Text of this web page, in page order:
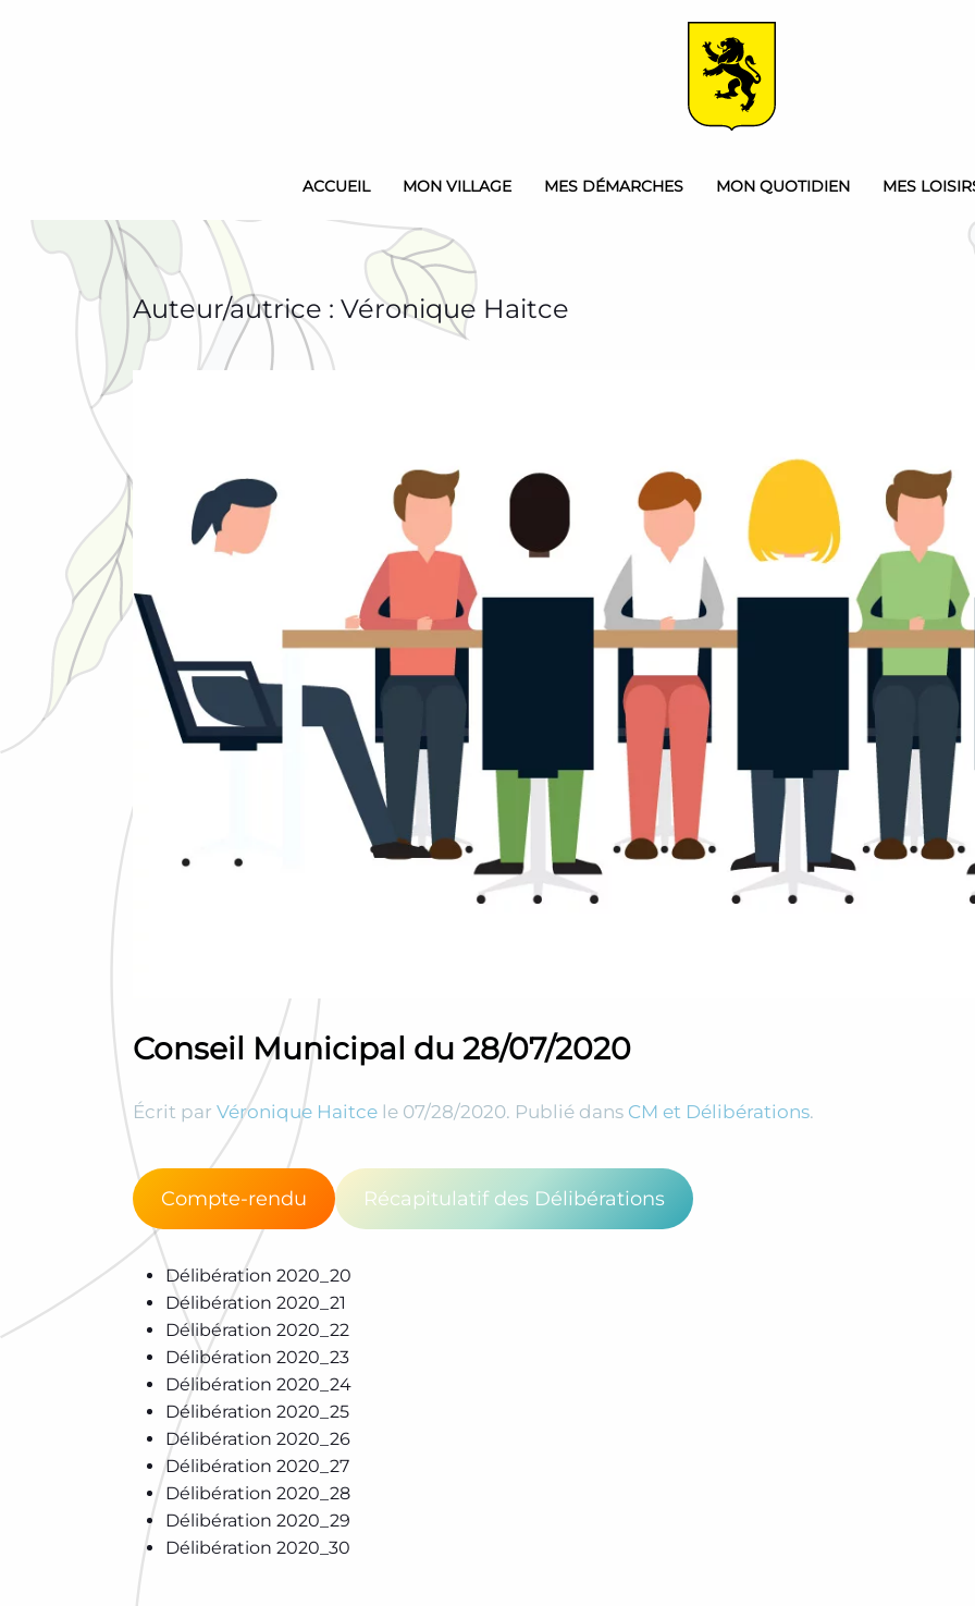
ACCUEIL MON VILLAGE MES DÉMARCHES MON QUOTIDIEN MES
Auteur/autrice : Véronique Haitce
Conseil Municipal du 28/07/2020
Écrit par Véronique Haitce le 07/28/2020. Publié dans CM et Délibérations.
Compte-rendu Récapitulatif des Délibérations
Délibération 2020_20
Délibération 2020_21
Délibération 2020_22
Délibération 2020_23
Délibération 2020_24
Délibération 2020_25
Délibération 2020_26
Délibération 2020_27
Délibération 2020_28
Délibération 2020_29
Délibération 2020_30